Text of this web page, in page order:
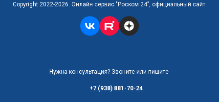
Copyright 2022-2026. Онлайн сервис "Роском 24", официальный сайт.
Нужна консультация? Звоните или пишите
+7 (938) 881-70-24